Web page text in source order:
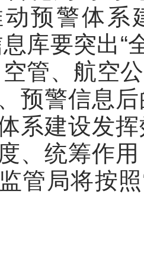
预警体系
库要突出“
空管、航空
预警信息
系建设发
、统筹作
管局将按